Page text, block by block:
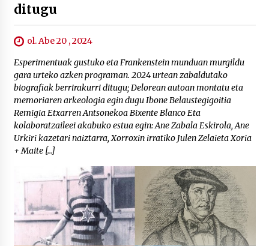
ditugu
ol. Abe 20 , 2024
Esperimentuak gustuko eta Frankenstein munduan murgildu
gara urteko azken programan. 2024 urtean zabaldutako
biografiak berrirakurri ditugu; Delorean autoan montatu eta
memoriaren arkeologia egin dugu Ibone Belaustegigoitia
Remigia Etxarren Antsonekoa Bixente Blanco Eta
kolaboratzaileei akabuko estua egin: Ane Zabala Eskirola, Ane
Urkiri kazetari naiztarra, Xorroxin irratiko Julen Zelaieta Xoria
+ Maite […]